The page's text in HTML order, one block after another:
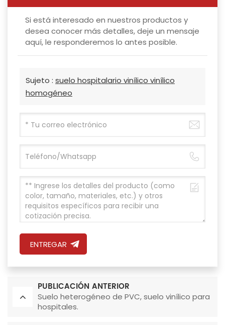
Si está interesado en nuestros productos y
desea conocer más detalles, deje un mensaje
aquí, le responderemos lo antes posible.
Sujeto : suelo hospitalario vinílico vinílico
homogéneo
ENTREGAR
PUBLICACIÓN ANTERIOR
Suelo heterogéneo de PVC, suelo vinílico para
hospitales.